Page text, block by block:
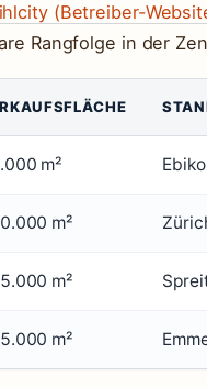
(Betreiber-
Rangfolge in der
in der Schweiz
m²
m²
m²
m²